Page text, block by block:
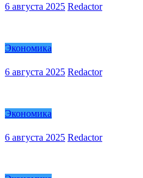
6 августа 2025 Redactor
Экономика
6 августа 2025 Redactor
Экономика
6 августа 2025 Redactor